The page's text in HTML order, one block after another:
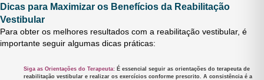
Dicas para Maximizar os Benefícios da Reabilitação
Vestibular
Para obter os melhores resultados com a reabilitação vestibular, é
importante seguir algumas dicas práticas:
Siga as Orientações do Terapeuta: É essencial seguir as orientações do terapeuta de
reabilitação vestibular e realizar os exercícios conforme prescrito. A consistência é a